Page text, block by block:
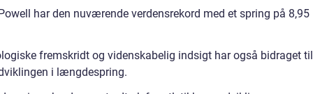
har den nuværende verdensrekord med et spring på 8,95
fremskridt og videnskabelig indsigt har også bidraget til
i længdespring.